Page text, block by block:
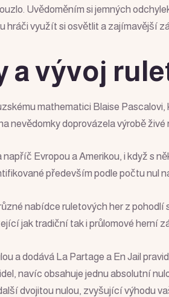
Uvědoměním si jemných
hráči využít si osvětlit a zajímavější
a vývoj
mathematici Blaise Pascalovi,
nevědomky doprovázela výrobě živé
Evropou a Amerikou, i když s
především podle počtu nul
nabídce ruletových her z pohodlí
jak tradiční tak i průlomové herní
a dodává La Partage a En Jail
navíc obsahuje jednu absolutní
dvojitou nulou, zvyšující výhodu